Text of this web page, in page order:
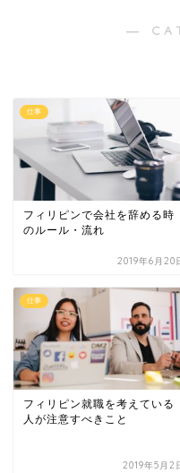
―
仕事
フィリピンで会社を辞める時
のルール・流れ
2019年6月20
仕事
フィリピン就職を考えている
人が注意すべきこと
2019年5月2